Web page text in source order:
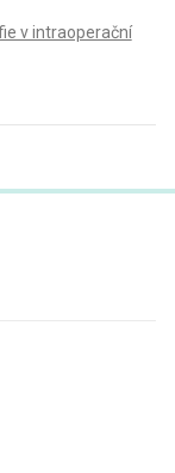
v intraoperační